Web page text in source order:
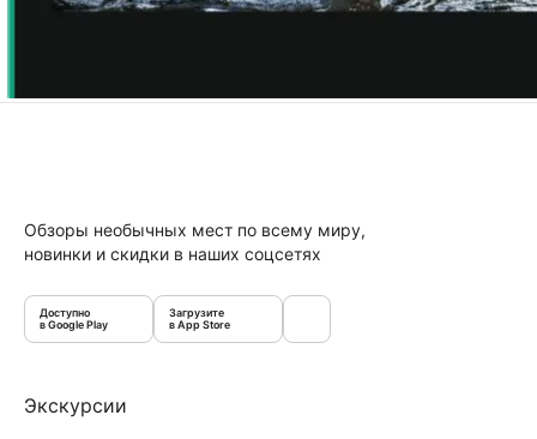
Обзоры необычных мест по всему миру,
новинки и скидки в наших соцсетях
Доступно
в Google Play
Загрузите
в App Store
Экскурсии